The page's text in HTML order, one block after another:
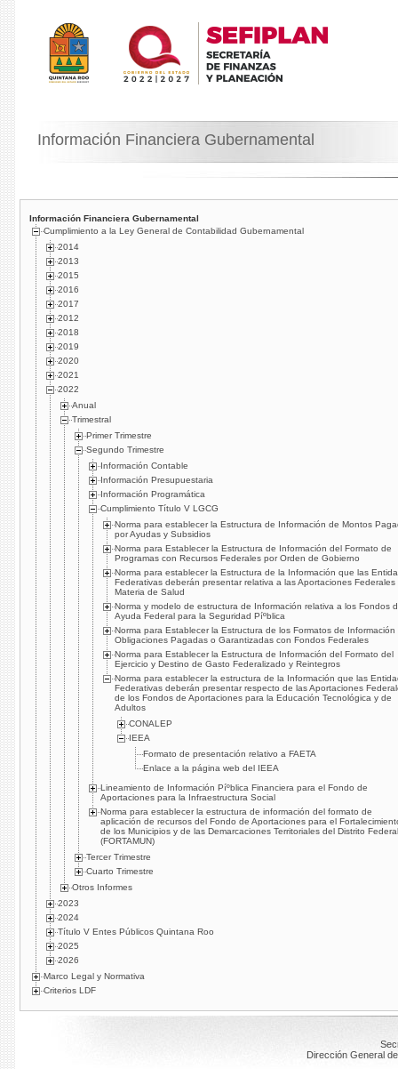
Información Financiera Gubernamental
Información Financiera Gubernamental
Cumplimiento a la Ley General de Contabilidad Gubernamental
2014
2013
2015
2016
2017
2012
2018
2019
2020
2021
2022
Anual
Trimestral
Primer Trimestre
Segundo Trimestre
Información Contable
Información Presupuestaria
Información Programática
Cumplimiento Tí­tulo V LGCG
Norma para establecer la Estructura de Información de Montos
por Ayudas y Subsidios
Norma para Establecer la Estructura de Información del Formato de
Programas con Recursos Federales por Orden de Gobierno
Norma para establecer la Estructura de la Información que las
Federativas deberán presentar relativa a las Aportaciones Federales
Materia de Salud
Norma y modelo de estructura de Información relativa a los Fondos
Ayuda Federal para la Seguridad Píºblica
Norma para Establecer la Estructura de los Formatos de Información
Obligaciones Pagadas o Garantizadas con Fondos Federales
Norma para Establecer la Estructura de Información del Formato del
Ejercicio y Destino de Gasto Federalizado y Reintegros
Norma para establecer la estructura de la Información que las
Federativas deberán presentar respecto de las Aportaciones
de los Fondos de Aportaciones para la Educación Tecnológica y de
Adultos
CONALEP
IEEA
Formato de presentación relativo a FAETA
Enlace a la página web del IEEA
Lineamiento de Información Píºblica Financiera para el Fondo de
Aportaciones para la Infraestructura Social
Norma para establecer la estructura de información del formato de
aplicación de recursos del Fondo de Aportaciones para el
de los Municipios y de las Demarcaciones Territoriales del Distrito Federal
(FORTAMUN)
Tercer Trimestre
Cuarto Trimestre
Otros Informes
2023
2024
Título V Entes Públicos Quintana Roo
2025
2026
Marco Legal y Normativa
Criterios LDF
Dirección General